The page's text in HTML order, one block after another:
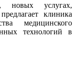
новых услугах,
клиника
медицинского
технологий в